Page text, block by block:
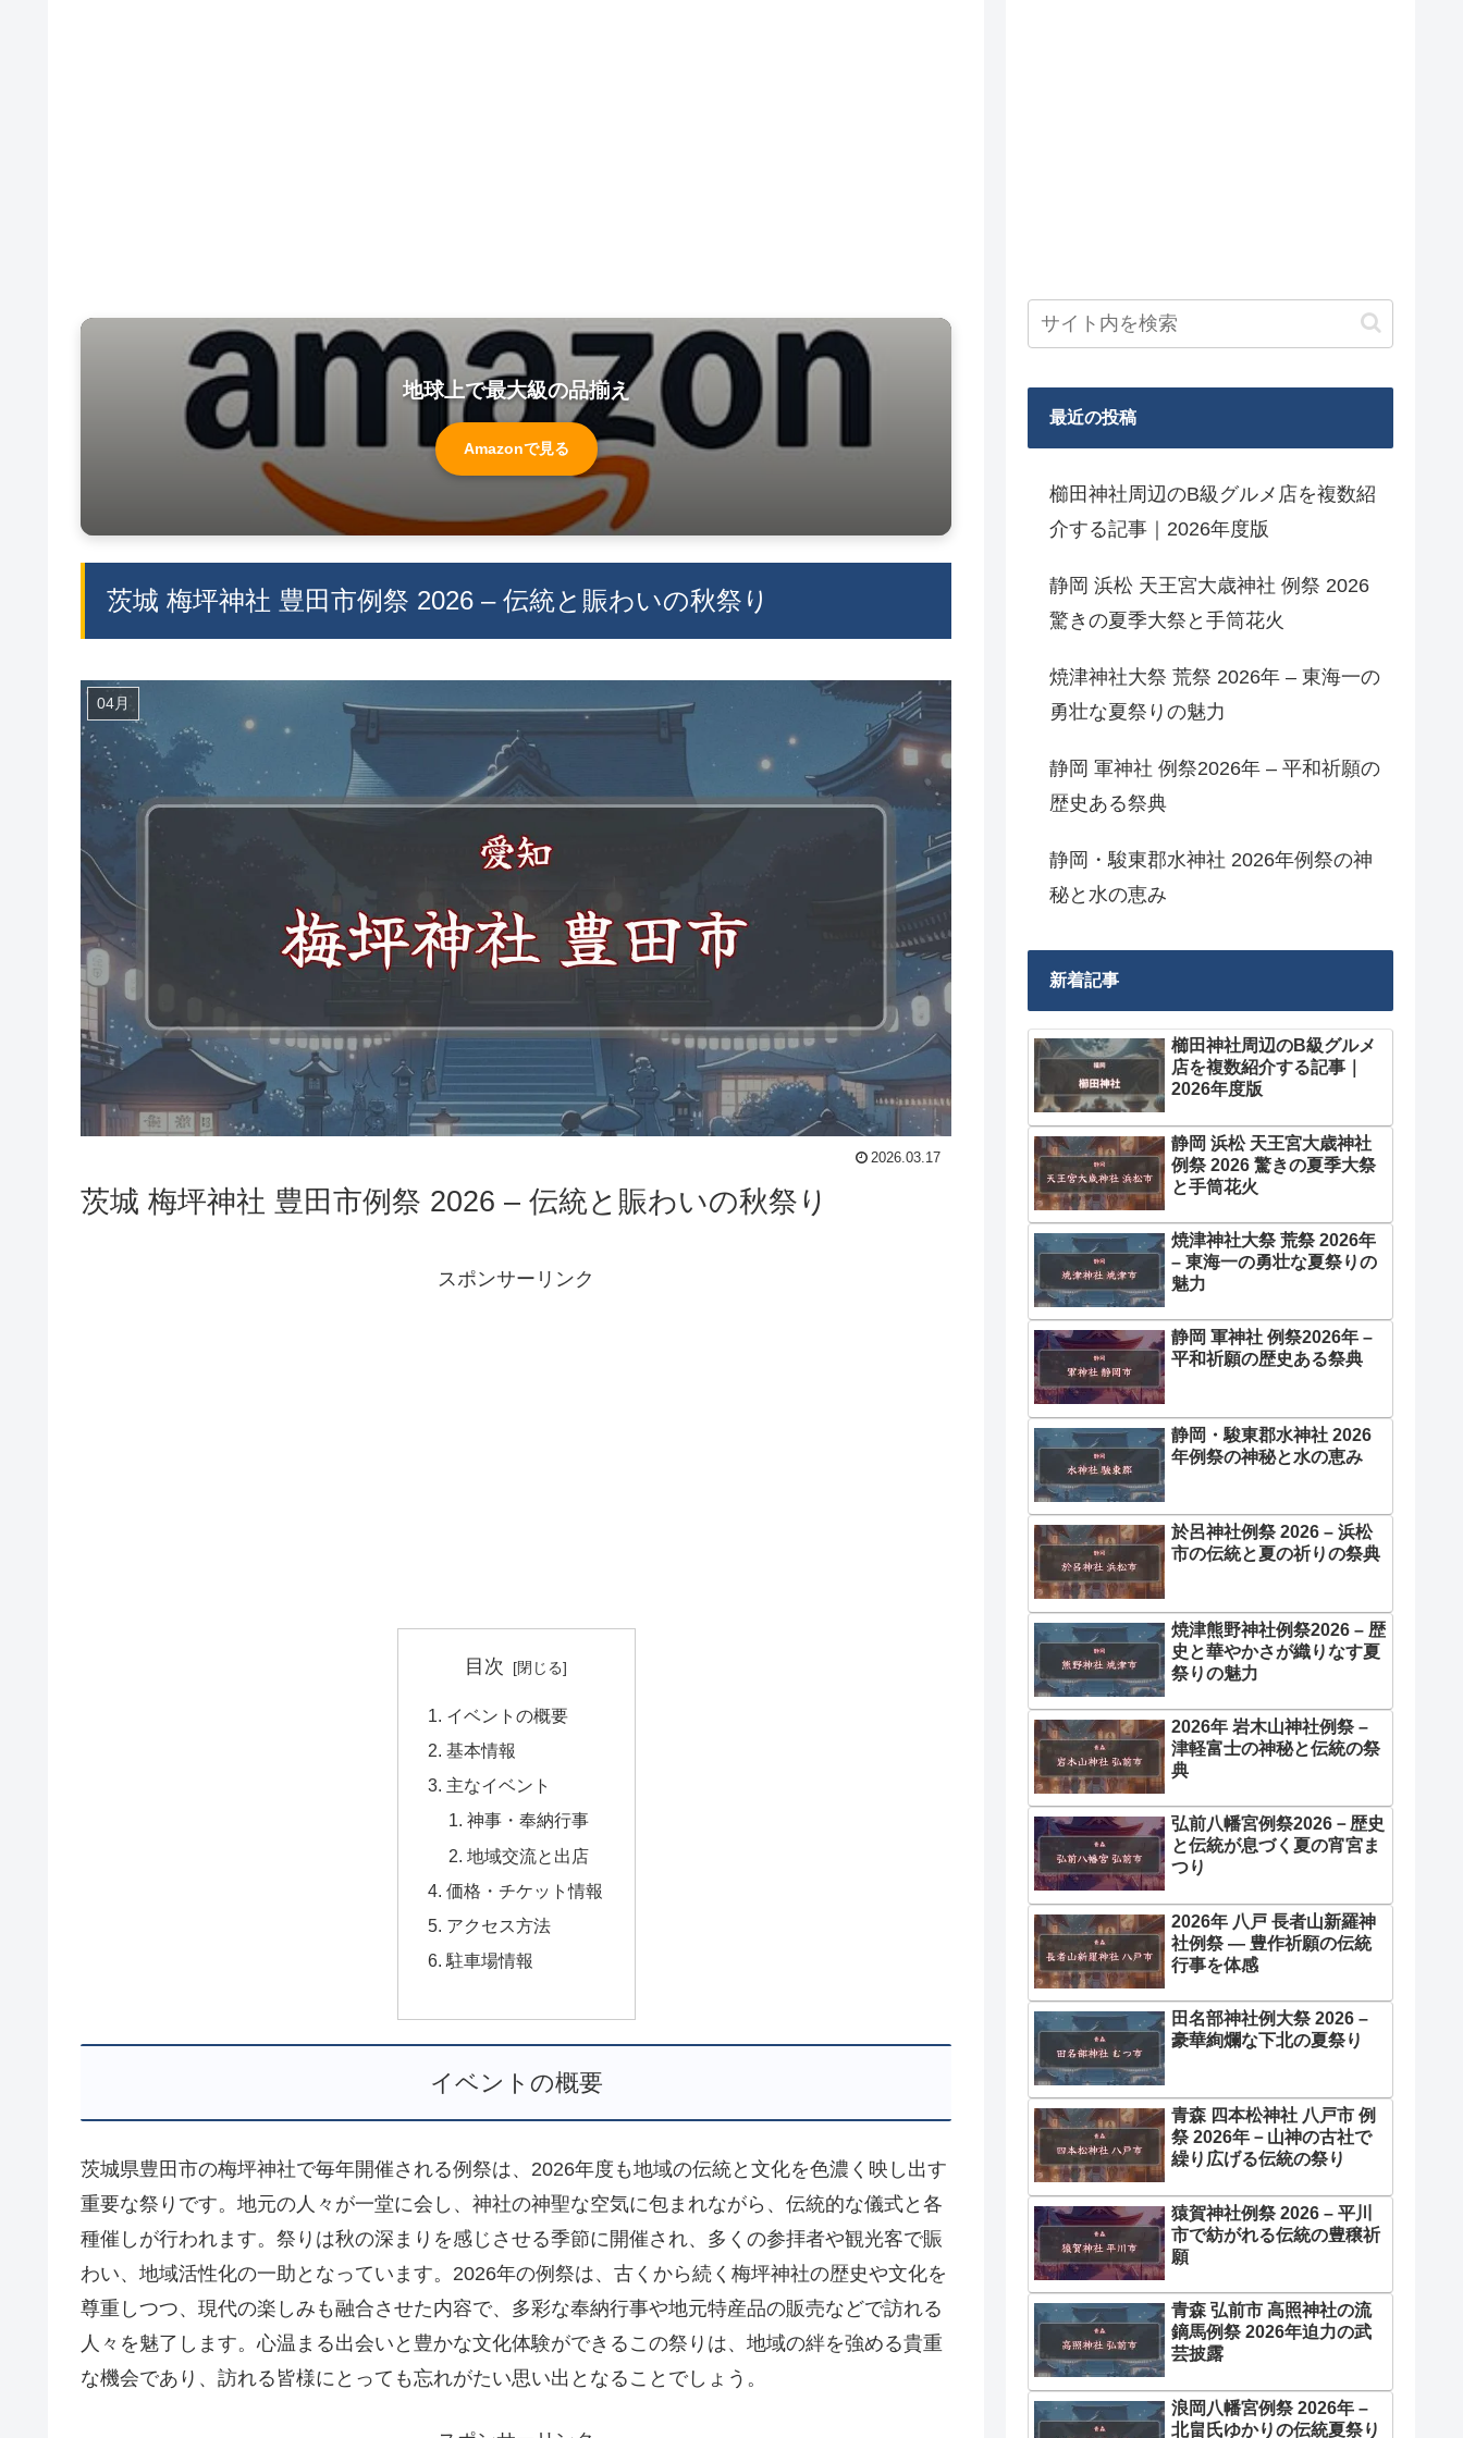
地球上で最大級の品揃え
Amazonで見る
茨城 梅坪神社 豊田市例祭 2026 – 伝統と賑わいの秋祭り
04月
2026.03.17
茨城 梅坪神社 豊田市例祭 2026 – 伝統と賑わいの秋祭り
スポンサーリンク
目次
イベントの概要
基本情報
主なイベント
神事・奉納行事
地域交流と出店
価格・チケット情報
アクセス方法
駐車場情報
イベントの概要
茨城県豊田市の梅坪神社で毎年開催される例祭は、2026年度も地域の伝統と文化を色濃く映し出す
重要な祭りです。地元の人々が一堂に会し、神社の神聖な空気に包まれながら、伝統的な儀式と各
種催しが行われます。祭りは秋の深まりを感じさせる季節に開催され、多くの参拝者や観光客で賑
わい、地域活性化の一助となっています。2026年の例祭は、古くから続く梅坪神社の歴史や文化を
尊重しつつ、現代の楽しみも融合させた内容で、多彩な奉納行事や地元特産品の販売などで訪れる
人々を魅了します。心温まる出会いと豊かな文化体験ができるこの祭りは、地域の絆を強める貴重
な機会であり、訪れる皆様にとっても忘れがたい思い出となることでしょう。
最近の投稿
櫛田神社周辺のB級グルメ店を複数紹
介する記事｜2026年度版
静岡 浜松 天王宮大歳神社 例祭 2026
驚きの夏季大祭と手筒花火
焼津神社大祭 荒祭 2026年 – 東海一の
勇壮な夏祭りの魅力
静岡 軍神社 例祭2026年 – 平和祈願の
歴史ある祭典
静岡・駿東郡水神社 2026年例祭の神
秘と水の恵み
新着記事
櫛田神社周辺のB級グルメ
店を複数紹介する記事｜
2026年度版
静岡 浜松 天王宮大歳神社
例祭 2026 驚きの夏季大祭
と手筒花火
焼津神社大祭 荒祭 2026年
– 東海一の勇壮な夏祭りの
魅力
静岡 軍神社 例祭2026年 –
平和祈願の歴史ある祭典
静岡・駿東郡水神社 2026
年例祭の神秘と水の恵み
於呂神社例祭 2026 – 浜松
市の伝統と夏の祈りの祭典
焼津熊野神社例祭2026 – 歴
史と華やかさが織りなす夏
祭りの魅力
2026年 岩木山神社例祭 –
津軽富士の神秘と伝統の祭
典
弘前八幡宮例祭2026－歴史
と伝統が息づく夏の宵宮ま
つり
2026年 八戸 長者山新羅神
社例祭 ― 豊作祈願の伝統
行事を体感
田名部神社例大祭 2026 –
豪華絢爛な下北の夏祭り
青森 四本松神社 八戸市 例
祭 2026年－山神の古社で
繰り広げる伝統の祭り
猿賀神社例祭 2026 – 平川
市で紡がれる伝統の豊穣祈
願
青森 弘前市 高照神社の流
鏑馬例祭 2026年迫力の武
芸披露
浪岡八幡宮例祭 2026年 –
北畠氏ゆかりの伝統夏祭り